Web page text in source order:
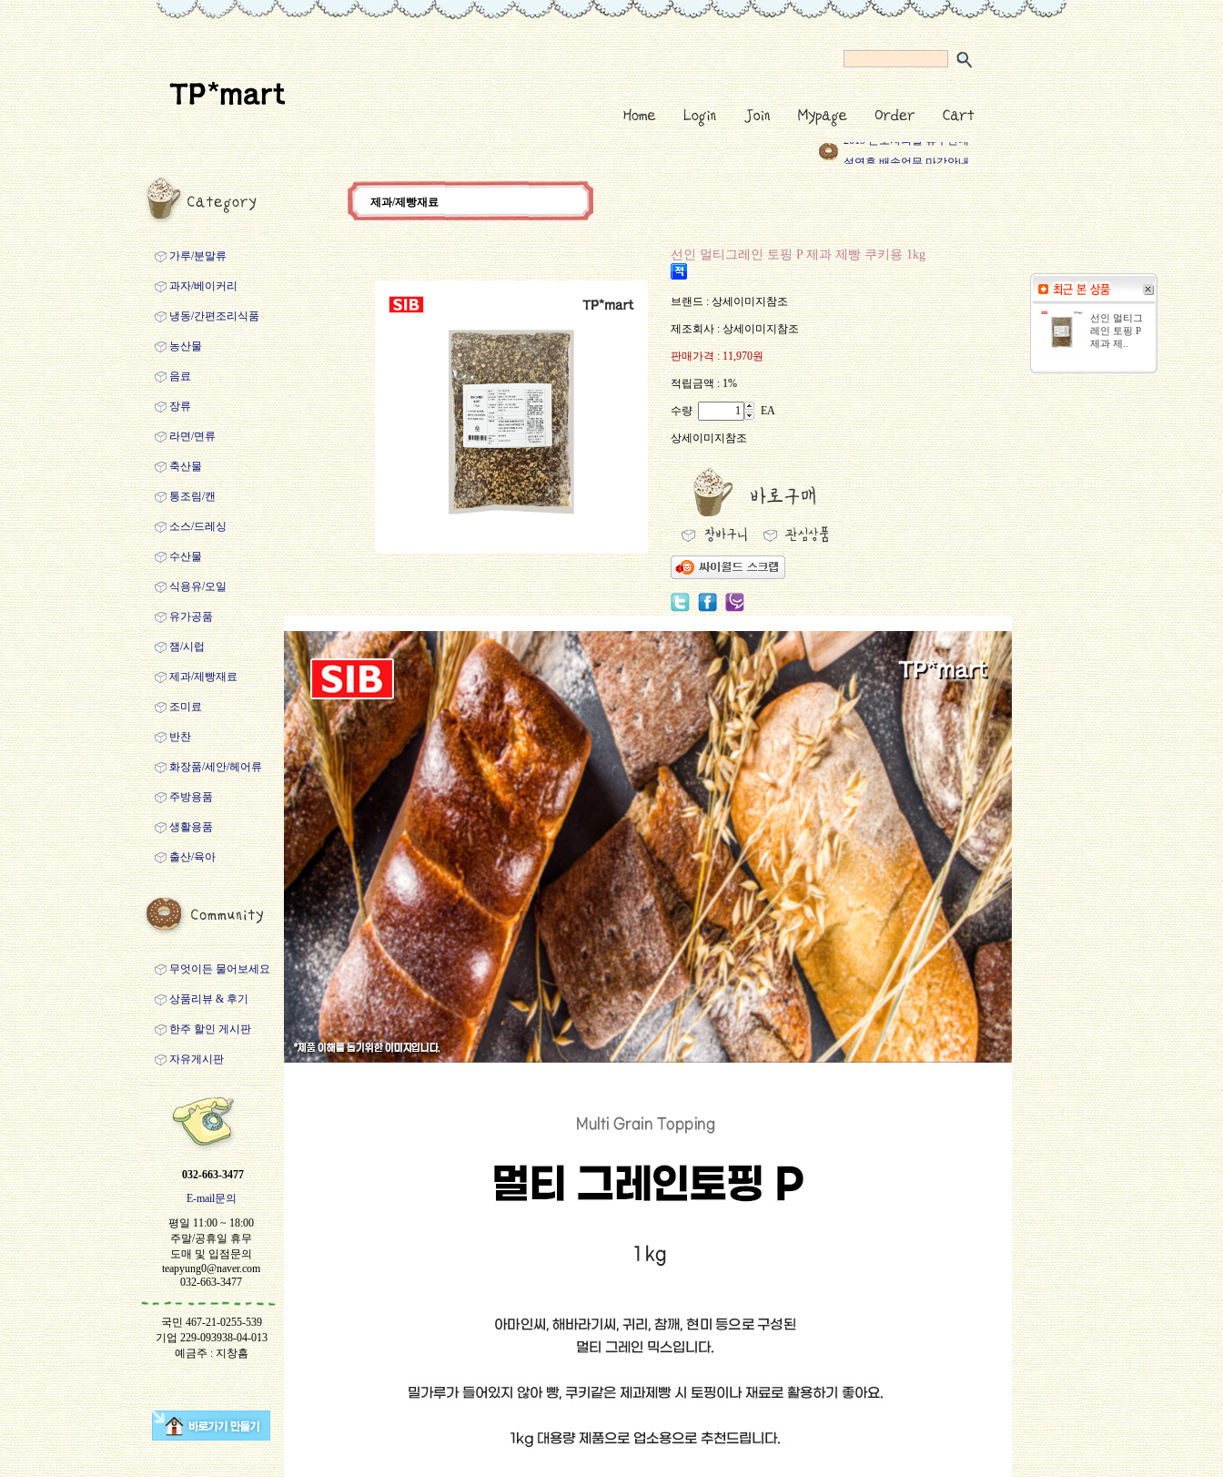
택배기사님들 리프레쉬 휴
5월 황금연휴 안내
2019 근로자의날 휴무안내
설연휴 배송업무 마감안내
2019년 새해복많이 받으세
가루/분말류
과자/베이커리
냉동/간편조리식품
농산물
음료
장류
라면/면류
축산물
통조림/캔
소스/드레싱
수산물
식용유/오일
유가공품
잼/시럽
제과/제빵재료
조미료
반찬
화장품/세안/헤어류
주방용품
생활용품
출산/육아
무엇이든 물어보세요
상품리뷰 & 후기
한주 할인 게시판
자유게시판
032-663-3477
E-mail문의
평일 11:00 ~ 18:00
주말/공휴일 휴무
도매 및 입점문의
teapyung0@naver.com
032-663-3477
국민 467-21-0255-539
기업 229-093938-04-013
예금주 : 지창흠
제과/제빵재료
선인 멀티그레인 토핑 P 제과 제빵 쿠키용 1kg
브랜드 : 상세이미지참조
제조회사 : 상세이미지참조
판매가격 :11,970원
적립금액 :1%
수량 EA
상세이미지참조
선인 멀티그
레인 토핑 P
제과 제..